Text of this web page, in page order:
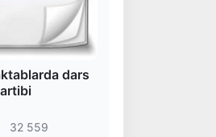
dars
32 559